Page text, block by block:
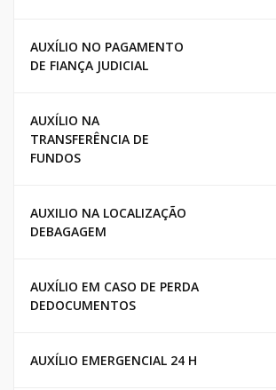
AUXÍLIO NO PAGAMENTO
DE FIANÇA JUDICIAL
AUXÍLIO NA
TRANSFERÊNCIA DE
FUNDOS
AUXILIO NA LOCALIZAÇÃO
DEBAGAGEM
AUXÍLIO EM CASO DE PERDA
DEDOCUMENTOS
AUXÍLIO EMERGENCIAL 24 H